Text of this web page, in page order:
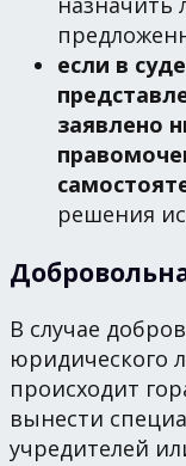
если в
заявлено
решения
В случае
юридического
происходит
вынести
учредителей